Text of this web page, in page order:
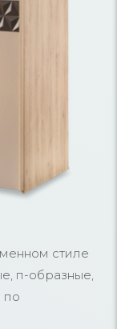
стиле
п-образные,
по